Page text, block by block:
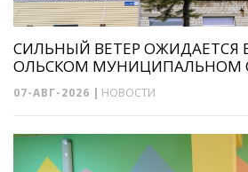
СИЛЬНЫЙ ВЕТЕР ОЖИДАЕТСЯ
ОЛЬСКОМ МУНИЦИПАЛЬНОМ
07-АВГ-2026 | НОВОСТИ